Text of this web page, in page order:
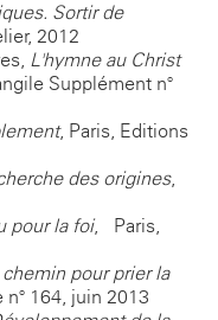
Sortir de
2012
L'hymne au Christ
Supplément n°
, Paris, Editions
des origines,
pour la foi, Paris,
pour prier la
n° 164, juin 2013